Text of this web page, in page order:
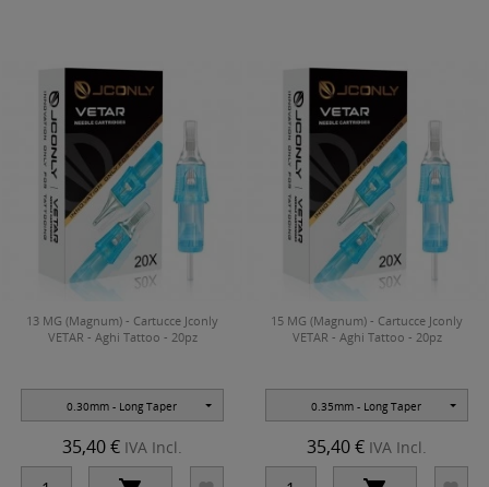
13 MG (Magnum) - Cartucce Jconly
VETAR - Aghi Tattoo - 20pz
0.30mm - Long Taper
35,40 € IVA Incl.
15 MG (Magnum) - Cartucce Jconly
VETAR - Aghi Tattoo - 20pz
0.35mm - Long Taper
35,40 € IVA Incl.